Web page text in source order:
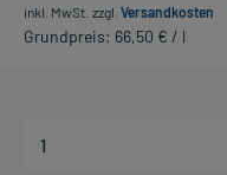
inkl. MwSt. zzgl. Versandkosten
Grundpreis: 66,50 € / l